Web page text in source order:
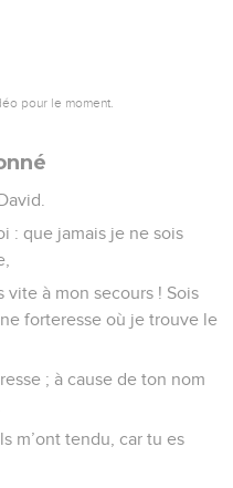
pour le moment.
: que jamais je ne sois
à mon secours ! Sois
forteresse où je trouve le
; à cause de ton nom
m’ont tendu, car tu es